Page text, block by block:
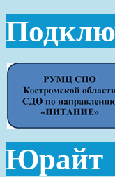
Юрайт